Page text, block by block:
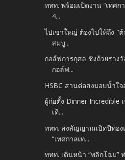
ททท. พร้อมเปิดงาน “เทศก
4...
ไปเขาใหญ่ ต้องไปให้ถึง "
สมบู...
กอล์ฟการกุศล ชิงถ้วยราง
กอล์ฟ...
HSBC สานต่อส่งมอบน้ำใ
ผู้ก่อตั้ง Dinner Incredible
เดิ...
ททท. ส่งสัญญาณเปิดปีท่อง
“เทศกาลเท...
ททท. เดินหน้า “พลิกโฉม”